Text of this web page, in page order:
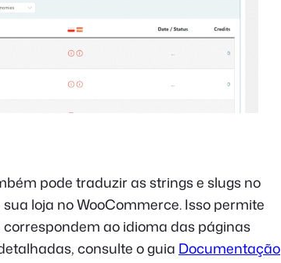
pode traduzir as strings e slugs no
loja no WooCommerce. Isso permite
ao idioma das páginas
consulte o guia Documentação